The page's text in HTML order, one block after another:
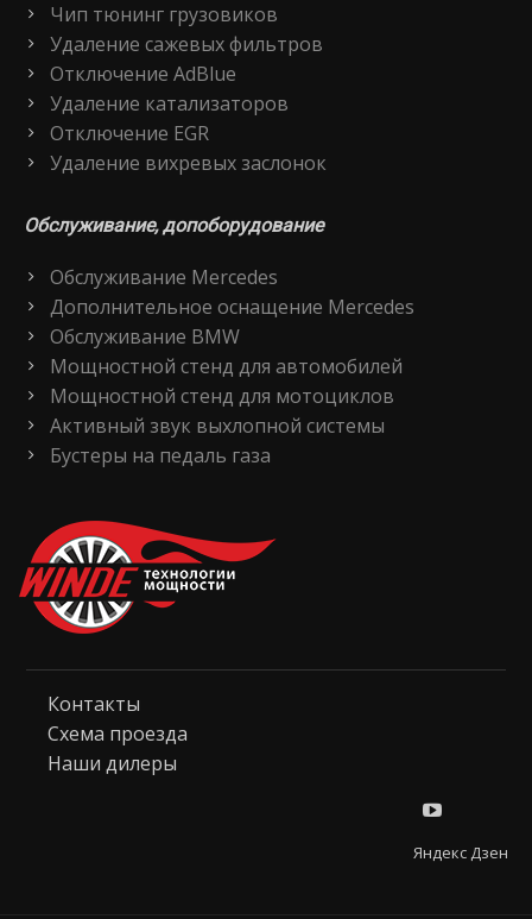
Чип тюнинг грузовиков
Удаление сажевых фильтров
Отключение AdBlue
Удаление катализаторов
Отключение EGR
Удаление вихревых заслонок
Обслуживание, допоборудование
Обслуживание Mercedes
Дополнительное оснащение Mercedes
Обслуживание BMW
Мощностной стенд для автомобилей
Мощностной стенд для мотоциклов
Активный звук выхлопной системы
Бустеры на педаль газа
Контакты
Схема проезда
Наши дилеры
Яндекс Дзен